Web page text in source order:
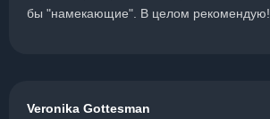
бы "намекающие". В целом рекомендую!
Veronika Gottesman